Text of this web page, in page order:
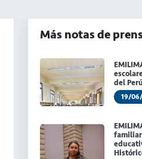
Más notas de
del Perú
19/